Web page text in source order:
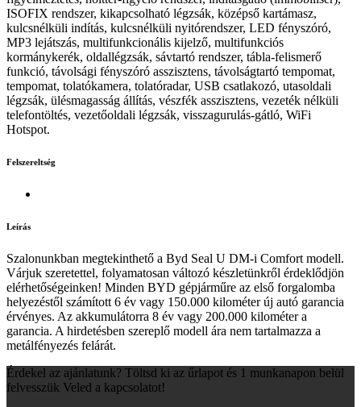
ISOFIX rendszer, kikapcsolható légzsák, középső kartámasz,
kulcsnélküli indítás, kulcsnélküli nyitórendszer, LED fényszóró,
MP3 lejátszás, multifunkcionális kijelző, multifunkciós
kormánykerék, oldallégzsák, sávtartó rendszer, tábla-felismerő
funkció, távolsági fényszóró asszisztens, távolságtartó tempomat,
tempomat, tolatókamera, tolatóradar, USB csatlakozó, utasoldali
légzsák, ülésmagasság állítás, vészfék asszisztens, vezeték nélküli
telefontöltés, vezetőoldali légzsák, visszagurulás-gátló, WiFi
Hotspot.
Felszereltség
Leírás
Szalonunkban megtekinthető a Byd Seal U DM-i Comfort modell.
Várjuk szeretettel, folyamatosan változó készletünkről érdeklődjön
elérhetőségeinken! Minden BYD gépjárműre az első forgalomba
helyezéstől számított 6 év vagy 150.000 kilométer új autó garancia
érvényes. Az akkumulátorra 8 év vagy 200.000 kilométer a
garancia. A hirdetésben szereplő modell ára nem tartalmazza a
metálfényezés felárát.
Érdekel az ajánlatunk? Töltsd ki az űrlapot és 1 munkanapon belül
felvesszük Veled a kapcsolatot!